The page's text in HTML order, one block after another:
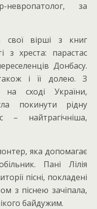
за
свої вірші з книг
з хреста: парастас
Донбасу.
і її долею. З
на сході України,
покинути рідну
– найтрагічніша,
яка допомагає
Пані Лілія
пісні, покладені
з піснею зачіпала,
байдужим.